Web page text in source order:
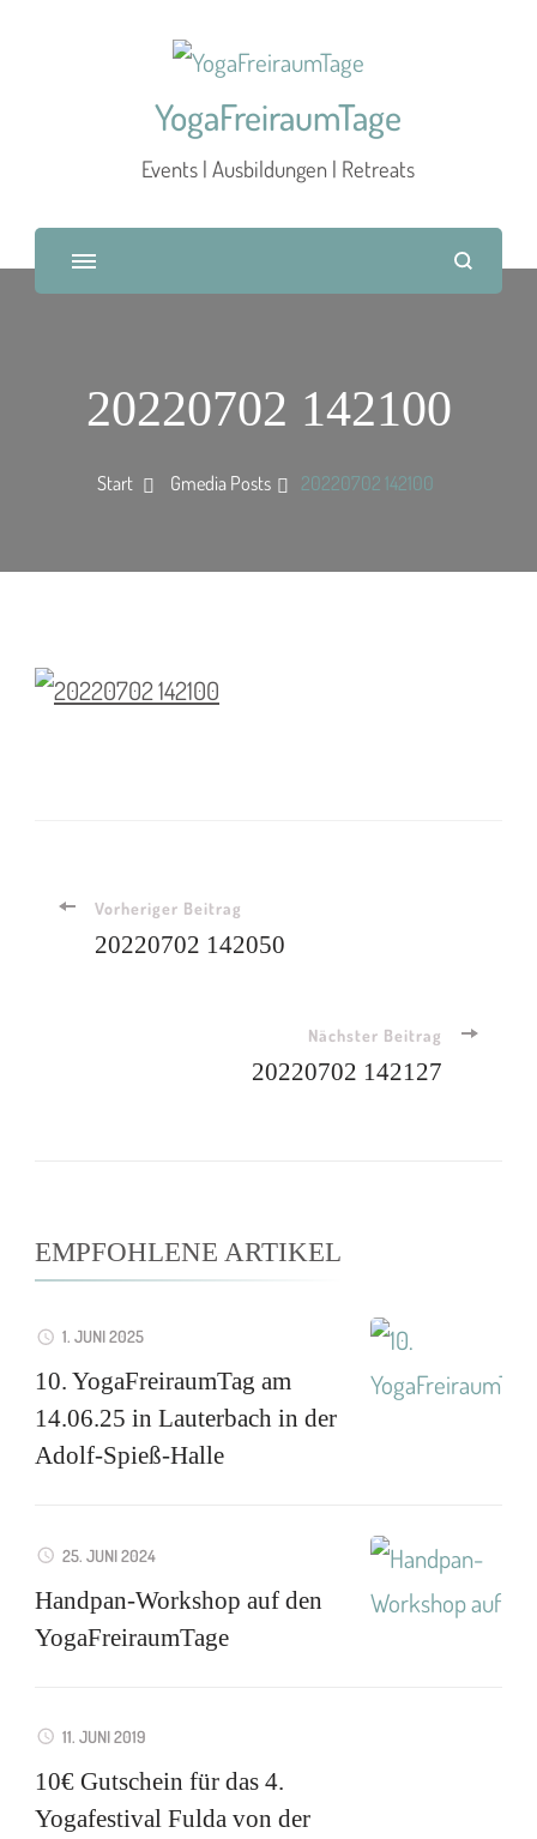
YogaFreiraumTage
Events | Ausbildungen | Retreats
20220702 142100
Start Gmedia Posts 20220702 142100
Beitragsnavigation
Vorheriger Beitrag
20220702 142050
Nächster Beitrag
20220702 142127
EMPFOHLENE ARTIKEL
1. JUNI 2025
10. YogaFreiraumTag am
14.06.25 in Lauterbach in der
Adolf-Spieß-Halle
25. JUNI 2024
Handpan-Workshop auf den
YogaFreiraumTage
11. JUNI 2019
10€ Gutschein für das 4.
Yogafestival Fulda von der